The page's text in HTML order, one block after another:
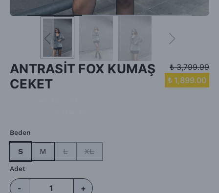
ANTRASİT FOX KUMAŞ
CEKET
₺ 3,799.99
₺ 1,899.00
Beden
S M L XL
Adet
- +